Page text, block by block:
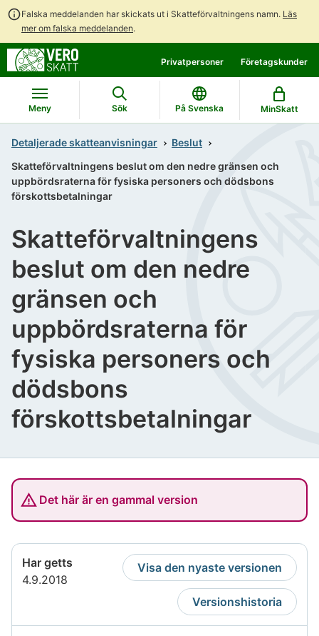
Falska meddelanden har skickats ut i Skatteförvaltningens namn. Läs
mer om falska meddelanden.
direkt
till
innehållet
till
hela
webbplatsens
sökning
Privatpersoner Företagskunder
Meny Sök På Svenska MinSkatt
Detaljerade skatteanvisningar
Beslut
Skatteförvaltningens beslut om den nedre gränsen och
uppbördsraterna för fysiska personers och dödsbons
förskottsbetalningar
Skatteförvaltningens
beslut om den nedre
gränsen och
uppbördsraterna för
fysiska personers och
dödsbons
förskottsbetalningar
Det här är en gammal version
Har getts
4.9.2018
Visa den nyaste versionen
Versionshistoria